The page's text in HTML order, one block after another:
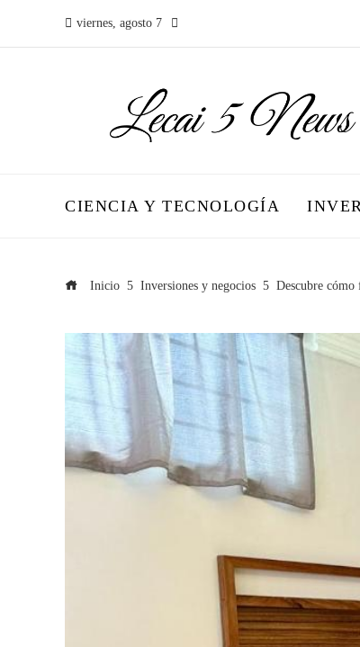
viernes, agosto 7
CIENCIA Y TECNOLOGÍA
Inicio Inversiones y negocios Descubre